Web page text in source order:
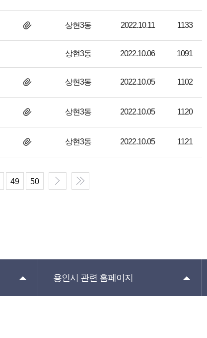
상현3동 2022.10.11 1133
상현3동 2022.10.06 1091
상현3동 2022.10.05 1102
상현3동 2022.10.05 1120
상현3동 2022.10.05 1121
49 50
용인시 관련 홈페이지